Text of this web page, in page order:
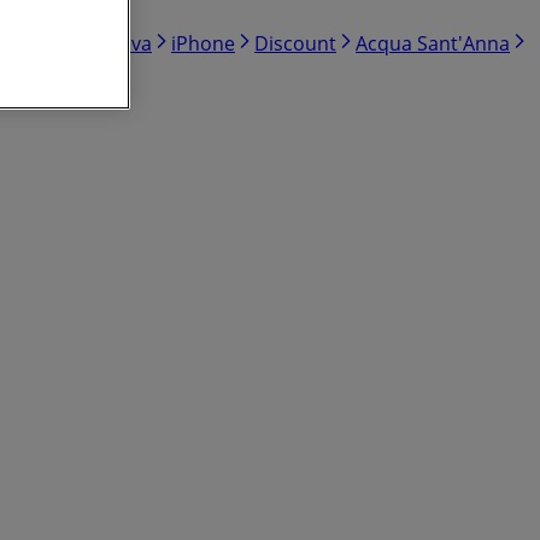
di oliva iPhone Discount
Acqua Sant'Anna